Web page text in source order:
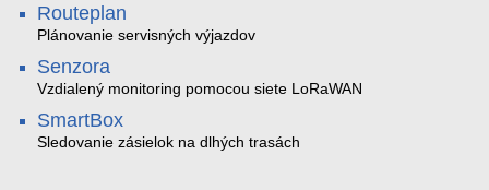
Routeplan
Plánovanie servisných výjazdov
Senzora
Vzdialený monitoring pomocou siete LoRaWAN
SmartBox
Sledovanie zásielok na dlhých trasách